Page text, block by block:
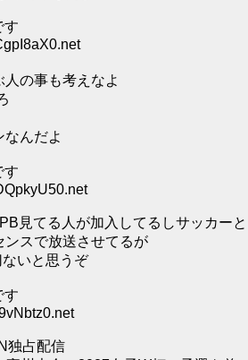
す
の事も考えなよ
なんだよ
す
見てる人が加入してるしサッカーと
スで放送させてるが
いと思うぞ
す
独占配信